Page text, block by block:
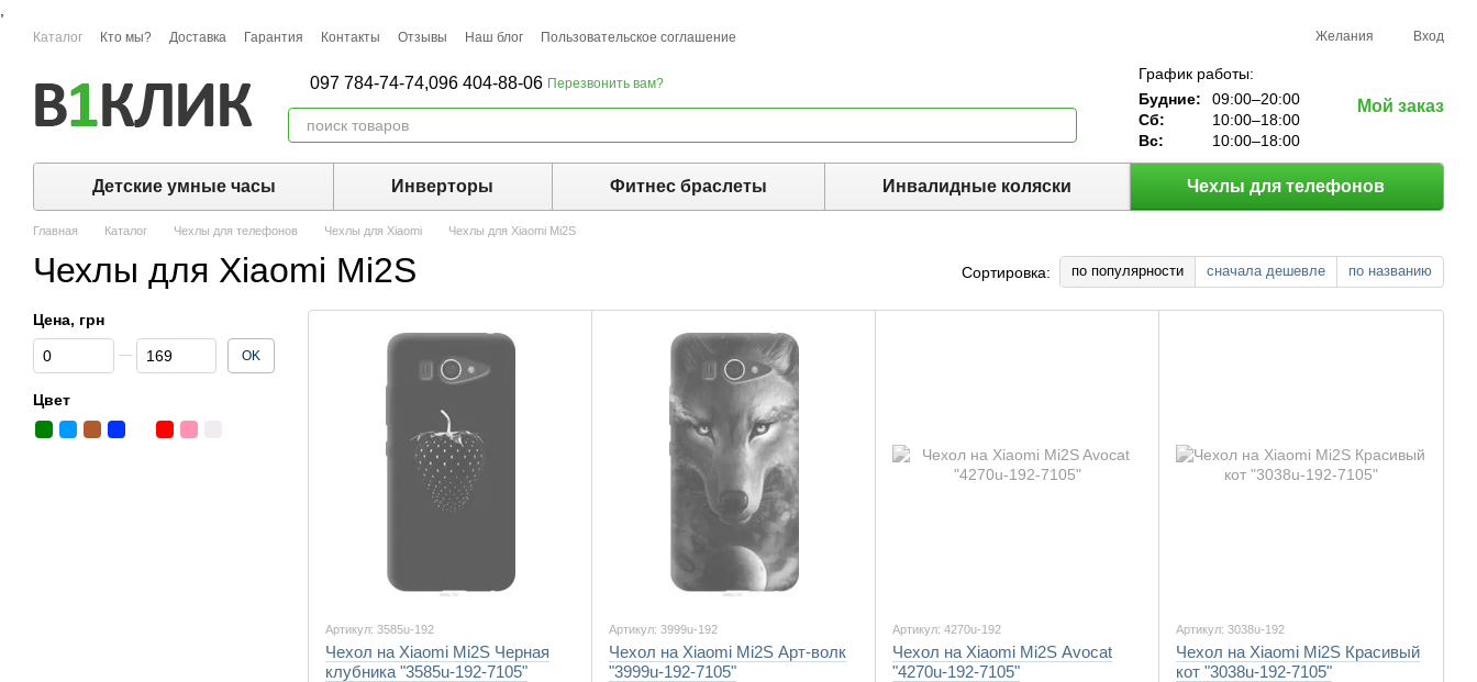
Перейти к основному контенту
Каталог Кто мы? Доставка Гарантия Контакты Отзывы Наш блог Пользовательское соглашение Желания Вход
097 784-74-74,096 404-88-06 Перезвонить вам?
График работы:
Будние:
09:00–20:00
Сб:
10:00–18:00
Вс:
10:00–18:00
Мой заказ
Детские умные часы Инверторы Фитнес браслеты Инвалидные коляски Чехлы для телефонов
Главная Каталог Чехлы для телефонов Чехлы для Xiaomi Чехлы для Xiaomi Mi2S
Чехлы для Xiaomi Mi2S Сортировка: по популярности сначала дешевле по названию
Артикул: 3585u-192
Чехол на Xiaomi Mi2S Черная
клубника "3585u-192-7105"
Артикул: 3999u-192
Чехол на Xiaomi Mi2S Арт-волк
"3999u-192-7105"
Артикул: 4270u-192
Чехол на Xiaomi Mi2S Avocat
"4270u-192-7105"
Артикул: 3038u-192
Чехол на Xiaomi Mi2S Красивый
кот "3038u-192-7105"
Цена, грн
От Цена, грн
До Цена, грн OK
Цвет